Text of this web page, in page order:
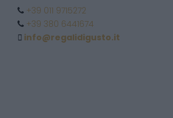
+39 011 9715272
+39 380 6441674
info@regalidigusto.it